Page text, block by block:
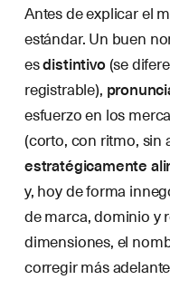
Antes de explicar el
estándar. Un buen
esdistintivo(se
registrable),
esfuerzo en los
(corto, con ritmo, sin
estratégicamente
y, hoy de forma
de marca, dominio y
dimensiones, el
corregir más